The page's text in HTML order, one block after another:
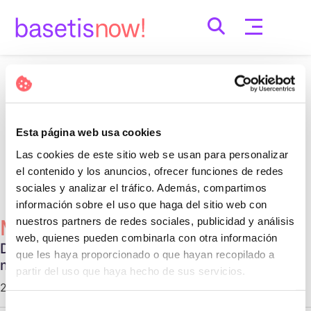
Esta página web usa cookies
Las cookies de este sitio web se usan para personalizar
el contenido y los anuncios, ofrecer funciones de redes
sociales y analizar el tráfico. Además, compartimos
información sobre el uso que haga del sitio web con
nuestros partners de redes sociales, publicidad y análisis
web, quienes pueden combinarla con otra información
que les haya proporcionado o que hayan recopilado a
partir del uso que haya hecho de sus servicios.
Selección
Nothing Found
Perhaps searching can help.
Cerca:
Més Populars
Diferentes tipos de relaciones no
monogámicas
29 d'octubre de 2020 |Communication